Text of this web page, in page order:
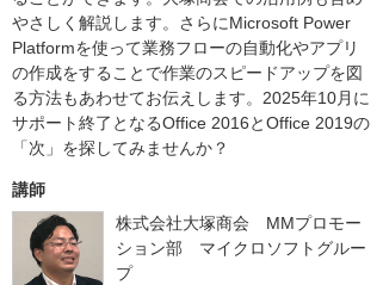
やさしく解説します。さらにMicrosoft Power
Platformを使って業務フローの自動化やアプリ
の作成をすることで作業のスピードアップを図
る方法もあわせてお伝えします。2025年10月に
サポート終了となるOffice 2016とOffice 2019の
「次」を探してみませんか？
講師
株式会社大塚商会 MMプロモー
ション部 マイクロソフトグルー
プ